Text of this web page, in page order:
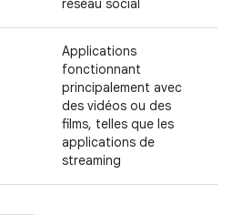
réseau social
Applications
fonctionnant
principalement avec
des vidéos ou des
films, telles que les
applications de
streaming